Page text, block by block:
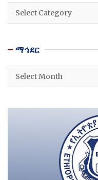
ዘርፎች
ማኅደር
ማኅደር